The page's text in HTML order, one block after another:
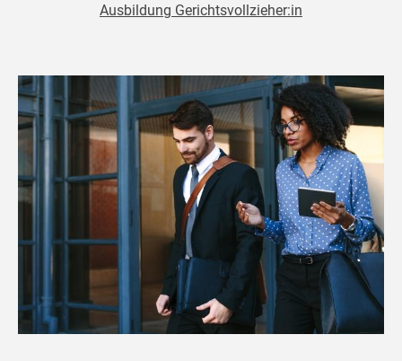
Ausbildung Gerichtsvollzieher:in